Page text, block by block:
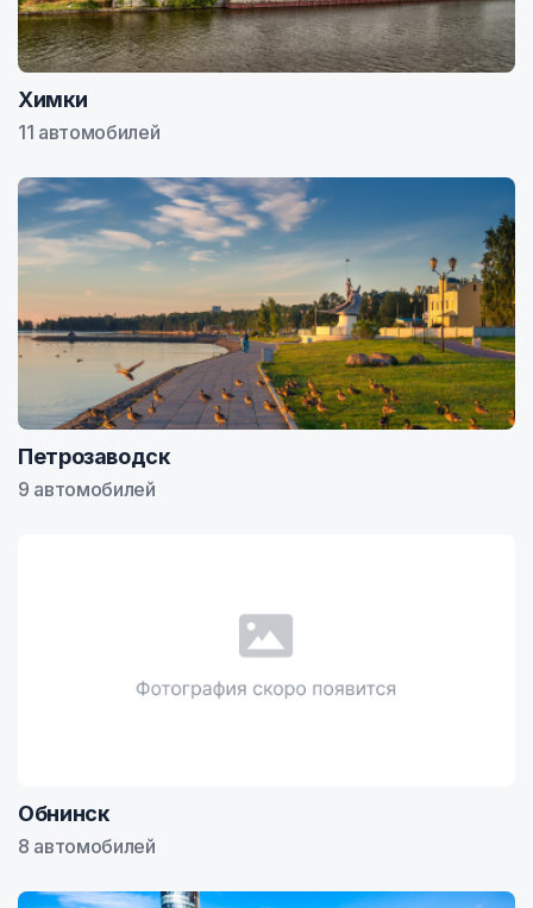
Химки
11 автомобилей
Петрозаводск
9 автомобилей
Обнинск
8 автомобилей